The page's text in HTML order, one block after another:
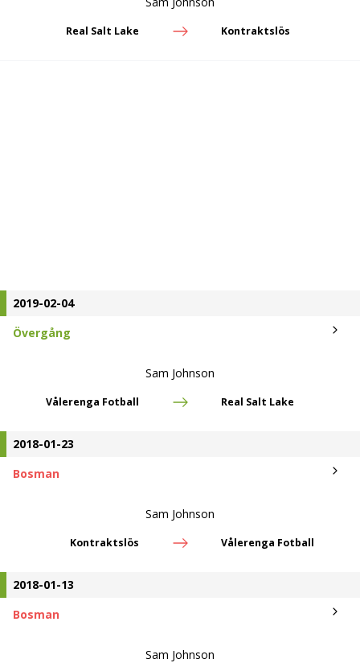
Real Salt Lake Kontraktslös
2019-02-04
Övergång
Sam Johnson
Vålerenga Fotball Real Salt Lake
2018-01-23
Bosman
Sam Johnson
Kontraktslös Vålerenga Fotball
2018-01-13
Bosman
Sam Johnson